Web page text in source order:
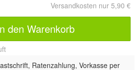
Versandkosten nur 5,90 €
den Warenkorb
Ratenzahlung, Vorkasse per